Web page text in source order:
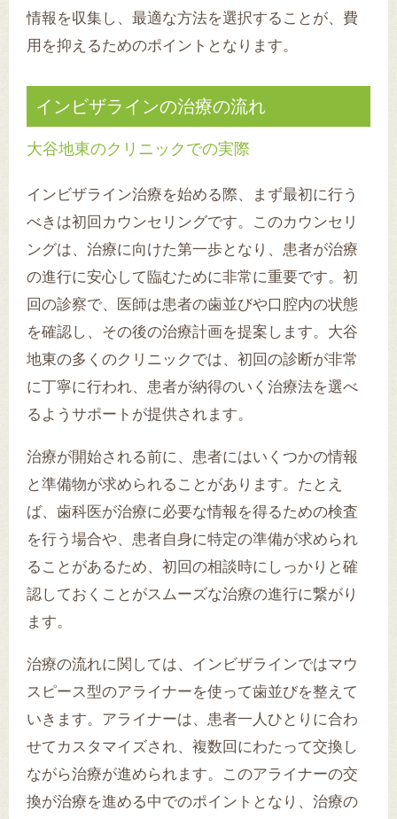
情報を収集し、最適な方法を選択することが、費
用を抑えるためのポイントとなります。
インビザラインの治療の流れ
大谷地東のクリニックでの実際
インビザライン治療を始める際、まず最初に行う
べきは初回カウンセリングです。このカウンセリ
ングは、治療に向けた第一歩となり、患者が治療
の進行に安心して臨むために非常に重要です。初
回の診察で、医師は患者の歯並びや口腔内の状態
を確認し、その後の治療計画を提案します。大谷
地東の多くのクリニックでは、初回の診断が非常
に丁寧に行われ、患者が納得のいく治療法を選べ
るようサポートが提供されます。
治療が開始される前に、患者にはいくつかの情報
と準備物が求められることがあります。たとえ
ば、歯科医が治療に必要な情報を得るための検査
を行う場合や、患者自身に特定の準備が求められ
ることがあるため、初回の相談時にしっかりと確
認しておくことがスムーズな治療の進行に繋がり
ます。
治療の流れに関しては、インビザラインではマウ
スピース型のアライナーを使って歯並びを整えて
いきます。アライナーは、患者一人ひとりに合わ
せてカスタマイズされ、複数回にわたって交換し
ながら治療が進められます。このアライナーの交
換が治療を進める中でのポイントとなり、治療の